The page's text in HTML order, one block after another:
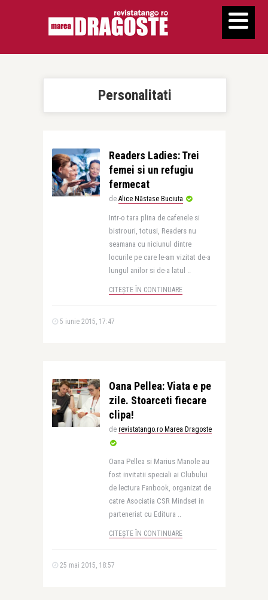
Personalitati
Readers Ladies: Trei
femei si un refugiu
fermecat
de Alice Năstase Buciuta
Intr-o tara plina de cafenele si
bistrouri, totusi, Readers nu
seamana cu niciunul dintre
locurile pe care le-am vizitat de-a
lungul anilor si de-a latul ..
CITEȘTE ÎN CONTINUARE
5 iunie 2015, 17:47
Oana Pellea: Viata e pe
zile. Stoarceti fiecare
clipa!
de revistatango.ro Marea Dragoste
Oana Pellea si Marius Manole au
fost invitatii speciali ai Clubului
de lectura Fanbook, organizat de
catre Asociatia CSR Mindset in
parteneriat cu Editura ..
CITEȘTE ÎN CONTINUARE
25 mai 2015, 18:57